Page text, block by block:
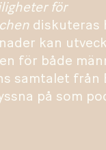
för
diskuteras
kan
för både
samtalet från
på som